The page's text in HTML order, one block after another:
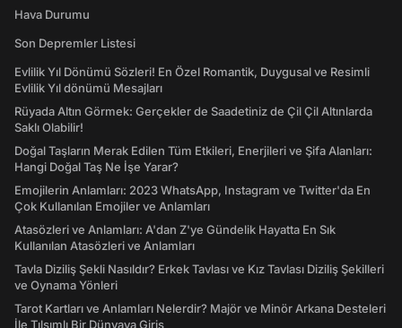
Hava Durumu
Son Depremler Listesi
Evlilik Yıl Dönümü Sözleri! En Özel Romantik, Duygusal ve Resimli
Evlilik Yıl dönümü Mesajları
Rüyada Altın Görmek: Gerçekler de Saadetiniz de Çil Çil Altınlarda
Saklı Olabilir!
Doğal Taşların Merak Edilen Tüm Etkileri, Enerjileri ve Şifa Alanları:
Hangi Doğal Taş Ne İşe Yarar?
Emojilerin Anlamları: 2023 WhatsApp, Instagram ve Twitter'da En
Çok Kullanılan Emojiler ve Anlamları
Atasözleri ve Anlamları: A'dan Z'ye Gündelik Hayatta En Sık
Kullanılan Atasözleri ve Anlamları
Tavla Diziliş Şekli Nasıldır? Erkek Tavlası ve Kız Tavlası Diziliş Şekilleri
ve Oynama Yönleri
Tarot Kartları ve Anlamları Nelerdir? Majör ve Minör Arkana Desteleri
İle Tılsımlı Bir Dünyaya Giriş